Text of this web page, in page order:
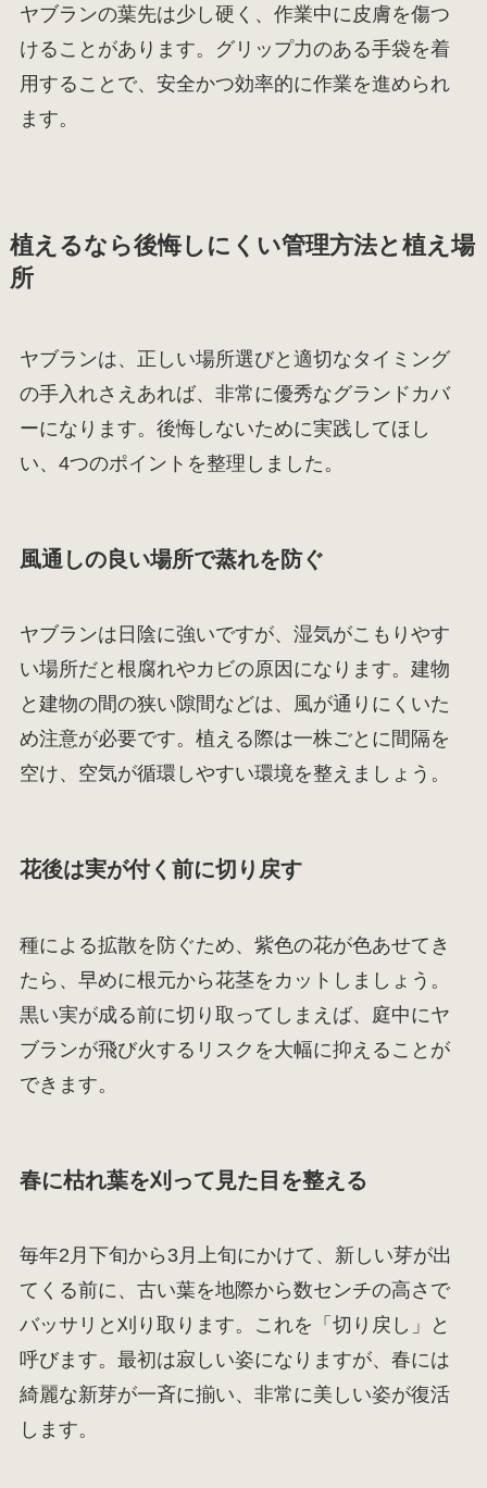
ヤブランの葉先は少し硬く、作業中に皮膚を傷つ
けることがあります。グリップ力のある手袋を着
用することで、安全かつ効率的に作業を進められ
ます。
植えるなら後悔しにくい管理方法と植え場
所
ヤブランは、正しい場所選びと適切なタイミング
の手入れさえあれば、非常に優秀なグランドカバ
ーになります。後悔しないために実践してほし
い、4つのポイントを整理しました。
風通しの良い場所で蒸れを防ぐ
ヤブランは日陰に強いですが、湿気がこもりやす
い場所だと根腐れやカビの原因になります。建物
と建物の間の狭い隙間などは、風が通りにくいた
め注意が必要です。植える際は一株ごとに間隔を
空け、空気が循環しやすい環境を整えましょう。
花後は実が付く前に切り戻す
種による拡散を防ぐため、紫色の花が色あせてき
たら、早めに根元から花茎をカットしましょう。
黒い実が成る前に切り取ってしまえば、庭中にヤ
ブランが飛び火するリスクを大幅に抑えることが
できます。
春に枯れ葉を刈って見た目を整える
毎年2月下旬から3月上旬にかけて、新しい芽が出
てくる前に、古い葉を地際から数センチの高さで
バッサリと刈り取ります。これを「切り戻し」と
呼びます。最初は寂しい姿になりますが、春には
綺麗な新芽が一斉に揃い、非常に美しい姿が復活
します。